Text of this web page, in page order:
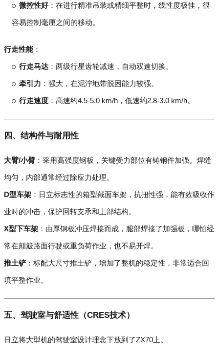
微控性好：在进行精准吊装或精细平整时，线性度极佳，很
容易控制毫厘之间的移动。
行走性能：
行走马达 ：两级行星齿轮减速，自动双速切换。
牵引力 ：强大，在泥泞地带脱困能力较强。
行走速度 ：高速约4.5-5.0 km/h，低速约2.8-3.0 km/h。
四、结构件与耐用性
大臂/小臂 ：采用高强度钢板，关键受力部位有铸钢件加强。焊缝
均匀，内部通常经过除应力处理。
D型车架 ：日立标志性的箱型截面车架，抗扭性强，能有效吸收作
业时的冲击，保护回转支承和上部结构。
X型下车架 ：由厚钢板冲压焊接而成，腿部焊接了加强板，哪怕经
常在颠簸路面行驶或重负荷作业，也不易开焊。
推土铲 ：标配大尺寸推土铲，增加了整机的稳定性，非常适合回
填平整作业。
五、驾驶室与舒适性（CRES技术）
日立将大型机的驾驶室设计理念下放到了ZX70上。